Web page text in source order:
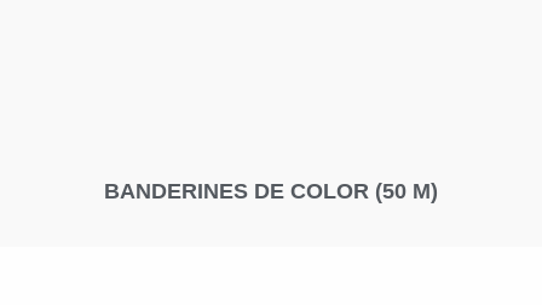
BANDERINES DE COLOR (50 M)